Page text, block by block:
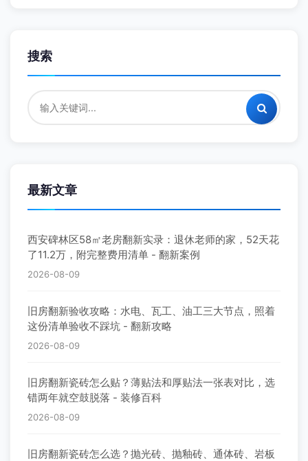
搜索
最新文章
西安碑林区58㎡老房翻新实录：退休老师的家，52天花
了11.2万，附完整费用清单 - 翻新案例
2026-08-09
旧房翻新验收攻略：水电、瓦工、油工三大节点，照着
这份清单验收不踩坑 - 翻新攻略
2026-08-09
旧房翻新瓷砖怎么贴？薄贴法和厚贴法一张表对比，选
错两年就空鼓脱落 - 装修百科
2026-08-09
旧房翻新瓷砖怎么选？抛光砖、抛釉砖、通体砖、岩板